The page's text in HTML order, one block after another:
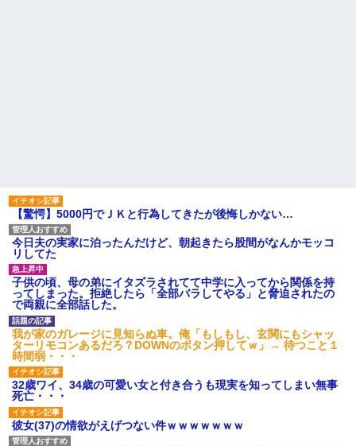
後続車にクラクションを鳴ら
され彼氏が逆切れ。「何クラク
ション鳴らしてんだ！降りてこ
いよ！」と怒鳴りだし...
【衝撃】報酬100万円超の治験
募集がこちらｗｗｗｗｗ(※画像
あり)
【ネット騒然】惨殺されたタ
ワマン頂き女子のこの動画、す
げえええええｗｗｗｗｗｗｗｗ
ｗｗｗ
【愕然】白のクラウン俺氏、
高速道路左車線を制限速度で走
った結果wwwwwwwwwwww
百年の恋12-899 食べた量を
張り合ってくる
【悲報】佐藤輝明・・・２軍
でも盛大にやらかす←あまり悲
しませないでくれ
【驚愕】5000円でＪＫと行為してきたが後悔しかない…
今日夫の実家に泊ったんだけど、朝起きたら股間がなんかモッコ
リしてた
子供の頃、母の弟にイタズラされてて中学に入ってから関係を持
ってしまった。拒絶したら「全部バラしてやる」と脅迫されたの
で両親に全部話した。
我が家のガレージに見知らぬ車。俺「もしもし、玄関にもシャッ
ターリモコンあるだろ？DOWNのボタン押してｗ」→ 待つこと１
時間弱・・・
32歳ワイ、34歳の可愛い女と付き合うも現実を知ってしまい無事
死亡・・・
彼女(37)の情欲がえげつない件ｗｗｗｗｗｗｗ